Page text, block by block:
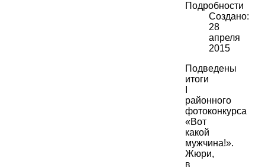
Подробности
Создано:
28
апреля
2015
Подведены
итоги
районного
фотоконкурса
«Вот
какой
мужчина!».
Жюри,
в